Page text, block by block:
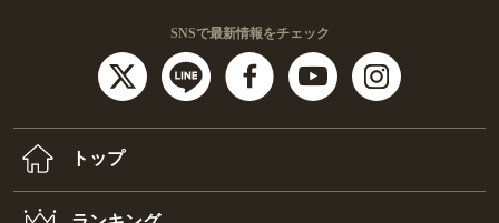
SNSで最新情報をチェック
トップ